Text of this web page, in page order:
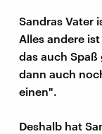
Sandras Vater
Alles andere
das auch
dann auch
einen".
Deshalb hat